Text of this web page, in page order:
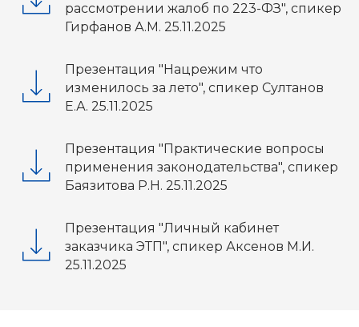
рассмотрении жалоб по 223-ФЗ", спикер
Гирфанов А.М. 25.11.2025
Презентация "Нацрежим что
изменилось за лето", спикер Султанов
Е.А. 25.11.2025
Презентация "Практические вопросы
применения законодательства", спикер
Баязитова Р.Н. 25.11.2025
Презентация "Личный кабинет
заказчика ЭТП", спикер Аксенов М.И.
25.11.2025